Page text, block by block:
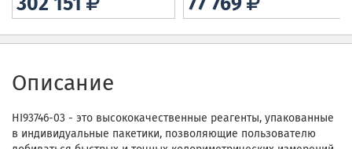
Описание
HI93746-03 - это высококачественные реагенты, упакованные
в индивидуальные пакетики, позволяющие пользователю